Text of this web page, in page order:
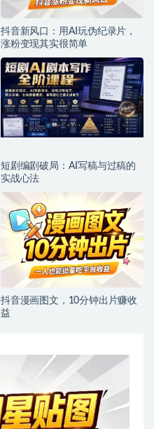
抖音新风口：用AI玩伪纪录片，
涨粉变现其实很简单
短剧编剧破局：AI写稿与过稿的
实战心法
抖音漫画图文，10分钟出片赚收
益